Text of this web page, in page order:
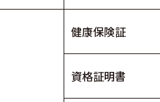
健康保険証
資格証明書